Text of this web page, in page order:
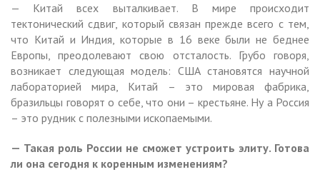
— Китай всех выталкивает. В мире происходит
тектонический сдвиг, который связан прежде всего с тем,
что Китай и Индия, которые в 16 веке были не беднее
Европы, преодолевают свою отсталость. Грубо говоря,
возникает следующая модель: США становятся научной
лабораторией мира, Китай – это мировая фабрика,
бразильцы говорят о себе, что они – крестьяне. Ну а Россия
– это рудник с полезными ископаемыми.
— Такая роль России не сможет устроить элиту. Готова
ли она сегодня к коренным изменениям?